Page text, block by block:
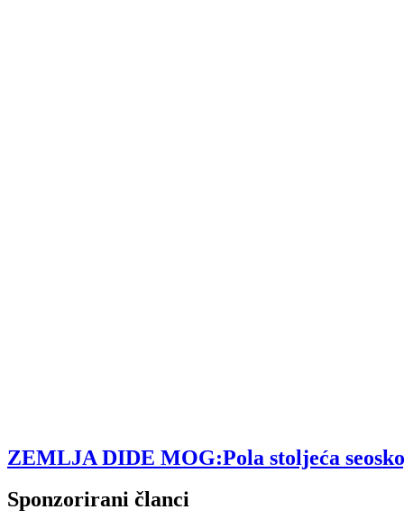
ZEMLJA DIDE MOG:Pola stoljeća
Sponzorirani članci